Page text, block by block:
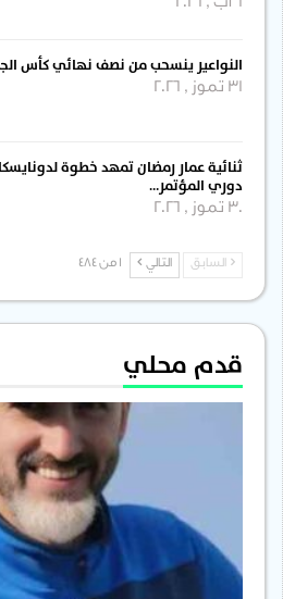
النواعير ينسحب من نصف نهائي كأس
31 تموز , 2026
ثنائية عمار رمضان تمهد خطوة
دوري المؤتمر…
30 تموز , 2026
السابق التالي
قدم محلي